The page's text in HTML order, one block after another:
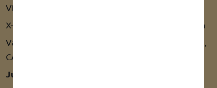
VDH-Ch, Res. CAC, Res. CACIB
X-Actly My Style von Ziskamir: V1, Anw.-Dt.-VDH-Ch
Vanity Fair von Ziskamir/Islay: V1, Anw.-Dt.-VDH-Ch,
CAC, CACIB, Best Of Breed
Judge for Group 8: Willy Güllix (D) - 2. Platz